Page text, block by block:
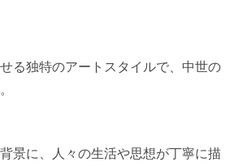
る独特のアートスタイルで、中世の
景に、人々の生活や思想が丁寧に描